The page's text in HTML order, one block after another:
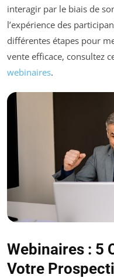
interagir par le biais de
l’expérience des
différentes étapes pour
vente efficace, consultez
webinaires.
Webinaires : 5
Votre